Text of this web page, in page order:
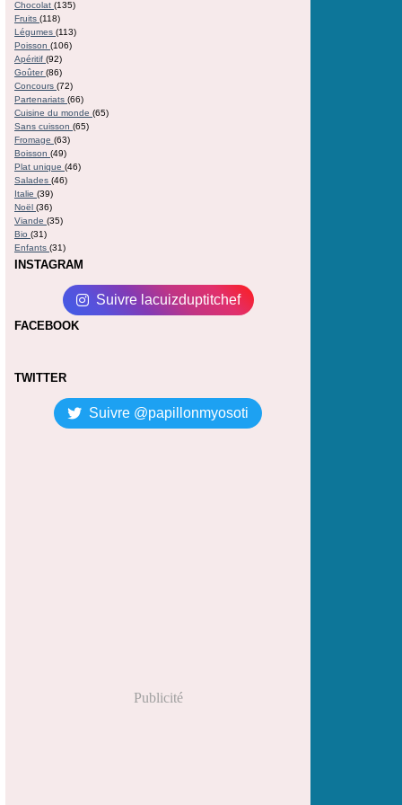
Chocolat (135)
Fruits (118)
Légumes (113)
Poisson (106)
Apéritif (92)
Goûter(86)
Concours (72)
Partenariats (66)
Cuisine du monde (65)
Sans cuisson (65)
Fromage (63)
Boisson (49)
Plat unique (46)
Salades (46)
Italie (39)
Noël (36)
Viande (35)
Bio (31)
Enfants (31)
INSTAGRAM
Suivre lacuizduptitchef
FACEBOOK
TWITTER
Suivre @papillonmyosoti
Publicité